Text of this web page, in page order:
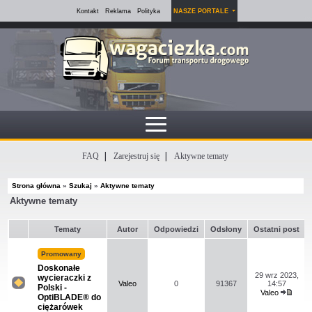
Kontakt Reklama Polityka NASZE PORTALE
FAQ Zarejestruj się Aktywne tematy
Strona główna »Szukaj »Aktywne tematy
Aktywne tematy
Tematy Autor Odpowiedzi Odsłony Ostatni post
forum
Promowany
Doskonałe
wycieraczki z
Polski -
OptiBLADE® do
ciężarówek
Valeo 0 91367
29 wrz 2023,
14:57
Valeo